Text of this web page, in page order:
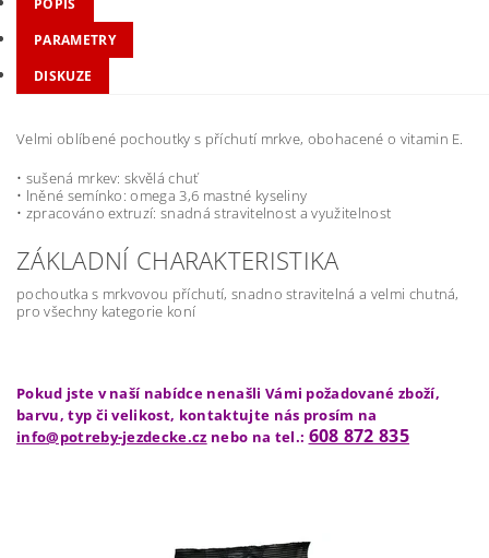
PARAMETRY
DISKUZE
Velmi oblíbené pochoutky s příchutí mrkve, obohacené o vitamin E.
• sušená mrkev: skvělá chuť
• lněné semínko: omega 3,6 mastné kyseliny
• zpracováno extruzí: snadná stravitelnost a využitelnost
ZÁKLADNÍ CHARAKTERISTIKA
pochoutka s mrkvovou příchutí, snadno stravitelná a velmi chutná,
pro všechny kategorie koní
Pokud jste v naší nabídce nenašli Vámi požadované zboží,
barvu, typ či velikost, kontaktujte nás prosím na
info@potreby-jezdecke.cz nebo na tel.: 608 872 835